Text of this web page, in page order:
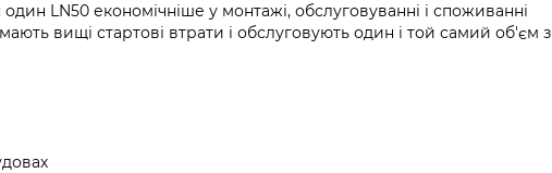
LN50 економічніше у монтажі, обслуговуванні і споживанні
вищі стартові втрати і обслуговують один і той самий об'єм з